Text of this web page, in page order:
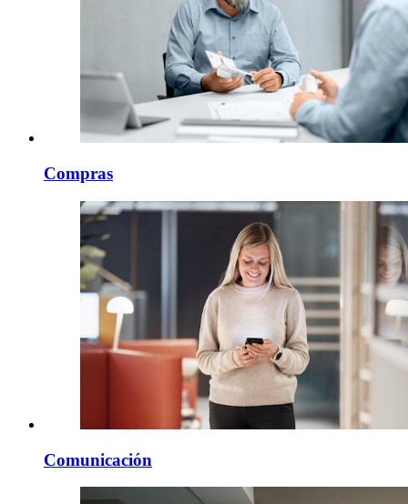
Compras
Comunicación